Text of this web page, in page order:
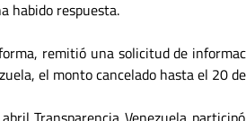
habido respuesta.
remitió una solicitud de
el monto cancelado hasta el 20